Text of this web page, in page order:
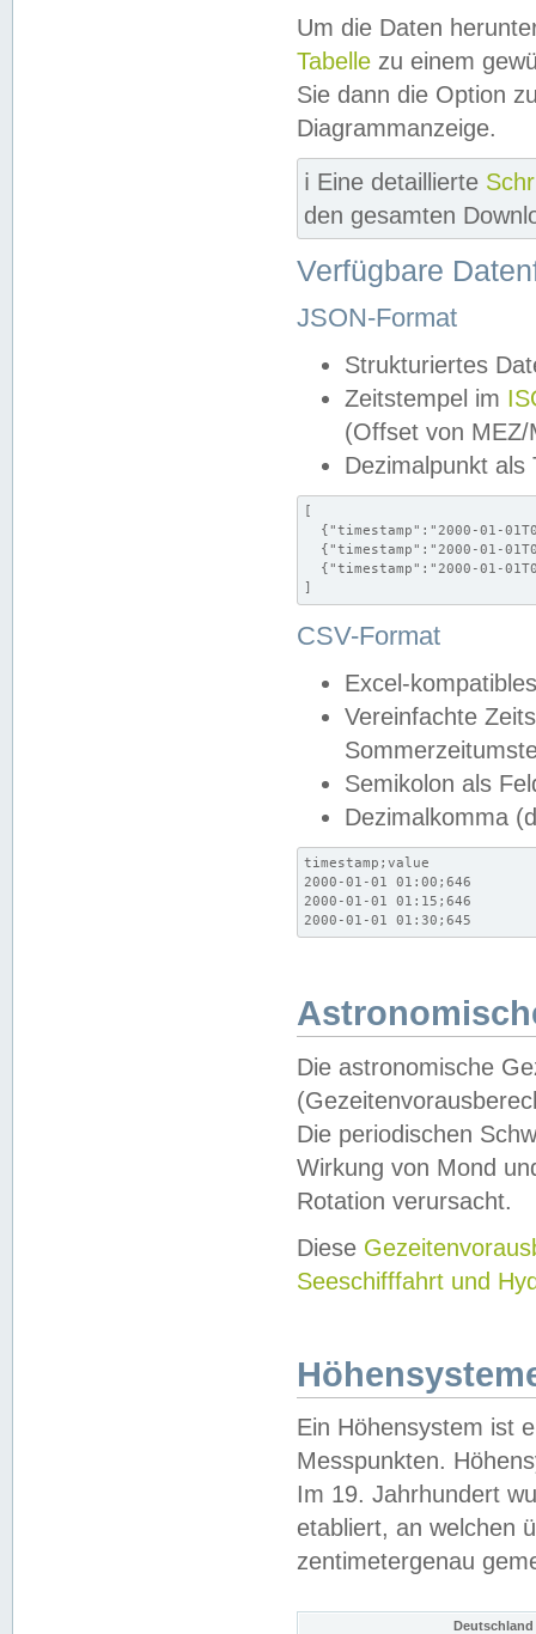
Um die Daten
Tabelle zu einem
Sie dann die Option
Diagrammanzeige.
ℹ️ Eine detaillierte
den gesamten
Verfügbare
JSON-Format
Strukturiertes
Zeitstempel im
(Offset von MEZ/
Dezimalpunkt als
[
{"timestamp":"2000-01-
{"timestamp":"2000-01-
{"timestamp":"2000-01-
]
CSV-Format
Excel-
Vereinfachte
Semikolon als
Dezimalkomma
timestamp;value
2000-01-01 01:00;646
2000-01-01 01:15;646
2000-01-01 01:30;645
Die astronomische
Die periodischen
Wirkung von Mond
Rotation verursacht.
Diese
Seeschifffahrt und
Ein Höhensystem ist
Messpunkten.
Im 19. Jahrhundert
etabliert, an welchen
zentimetergenau